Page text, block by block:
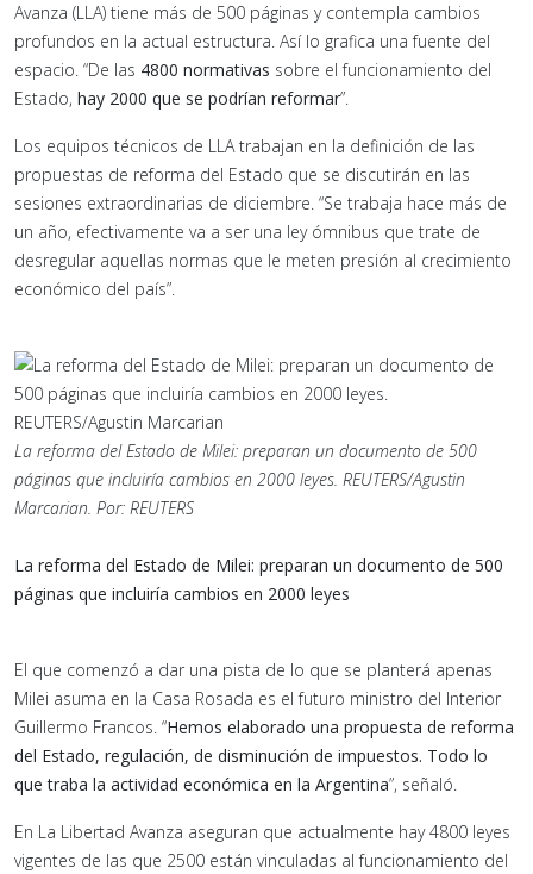
Avanza (LLA) tiene más de 500 páginas y contempla cambios
profundos en la actual estructura. Así lo grafica una fuente del
espacio. “De las 4800 normativas sobre el funcionamiento del
Estado, hay 2000 que se podrían reformar”.
Los equipos técnicos de LLA trabajan en la definición de las
propuestas de reforma del Estado que se discutirán en las
sesiones extraordinarias de diciembre. “Se trabaja hace más de
un año, efectivamente va a ser una ley ómnibus que trate de
desregular aquellas normas que le meten presión al crecimiento
económico del país”.
La reforma del Estado de Milei: preparan un documento de 500
páginas que incluiría cambios en 2000 leyes. REUTERS/Agustin
Marcarian. Por: REUTERS
La reforma del Estado de Milei: preparan un documento de 500
páginas que incluiría cambios en 2000 leyes
El que comenzó a dar una pista de lo que se planterá apenas
Milei asuma en la Casa Rosada es el futuro ministro del Interior
Guillermo Francos. “Hemos elaborado una propuesta de reforma
del Estado, regulación, de disminución de impuestos. Todo lo
que traba la actividad económica en la Argentina”, señaló.
En La Libertad Avanza aseguran que actualmente hay 4800 leyes
vigentes de las que 2500 están vinculadas al funcionamiento del